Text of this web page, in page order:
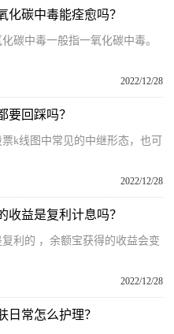
化碳中毒能痊愈吗？
碳中毒一般指一氧化碳中毒。
2022/12/28
要回踩吗？
k线图中常见的中继形态，也可
2022/12/28
收益是复利计息吗？
利的 ，余额宝获得的收益会变
2022/12/28
日常怎么护理？